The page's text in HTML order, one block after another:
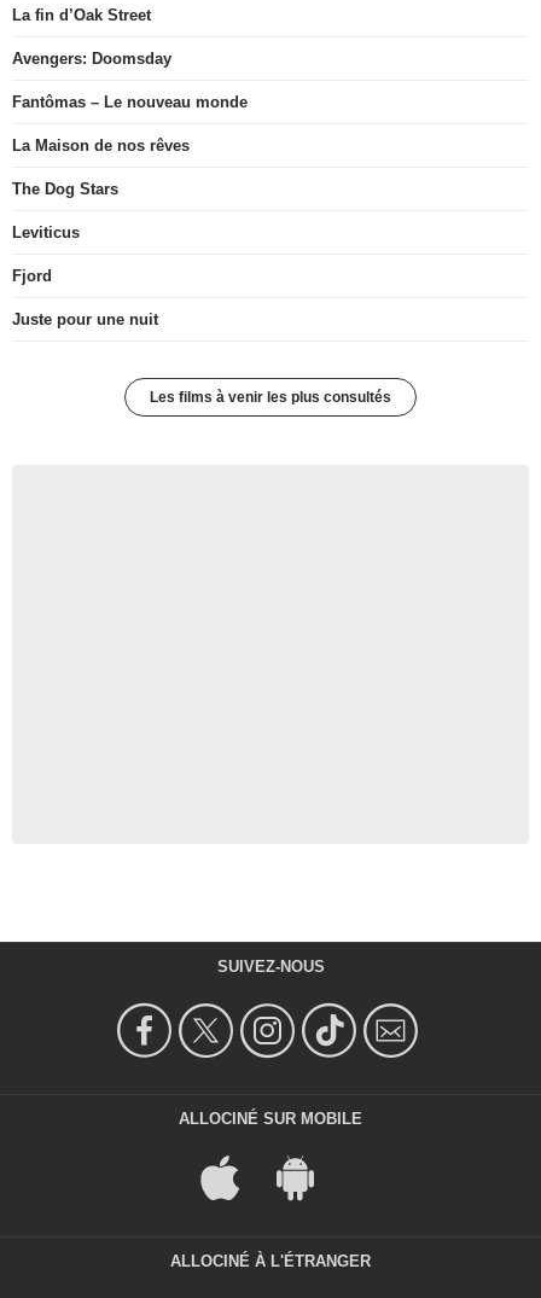
La fin d’Oak Street
Avengers: Doomsday
Fantômas – Le nouveau monde
La Maison de nos rêves
The Dog Stars
Leviticus
Fjord
Juste pour une nuit
Les films à venir les plus consultés
SUIVEZ-NOUS
ALLOCINÉ SUR MOBILE
ALLOCINÉ À L'ÉTRANGER